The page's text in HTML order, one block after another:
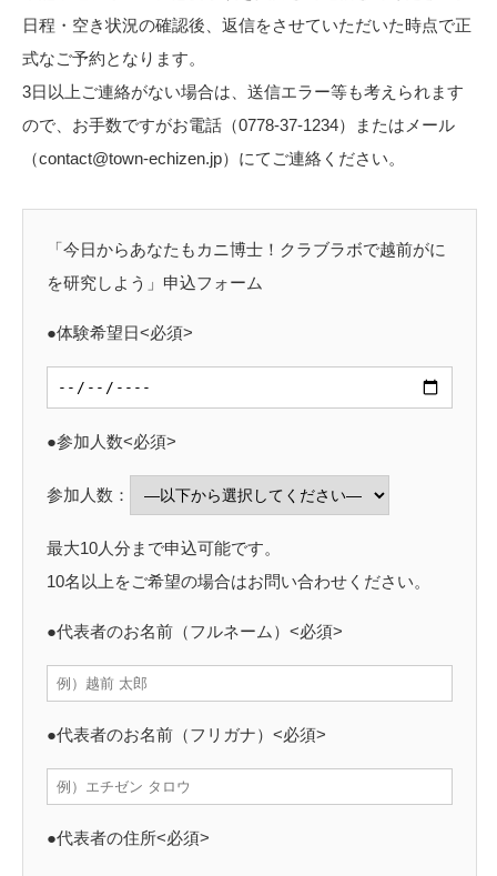
日程・空き状況の確認後、返信をさせていただいた時点で正
式なご予約となります。
3日以上ご連絡がない場合は、送信エラー等も考えられます
ので、お手数ですがお電話（0778-37-1234）またはメール
（contact@town-echizen.jp）にてご連絡ください。
「今日からあなたもカニ博士！クラブラボで越前がに
を研究しよう」申込フォーム
●体験希望日<必須>
●参加人数<必須>
参加人数：
最大10人分まで申込可能です。
10名以上をご希望の場合はお問い合わせください。
●代表者のお名前（フルネーム）<必須>
●代表者のお名前（フリガナ）<必須>
●代表者の住所<必須>